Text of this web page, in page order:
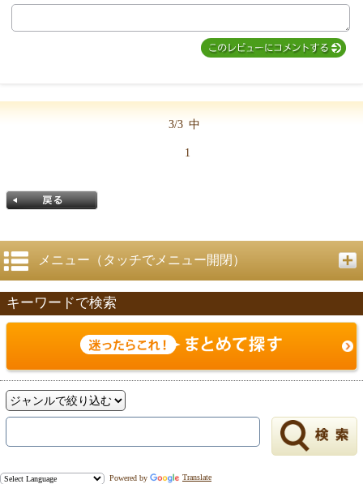
3/3 中
1
戻る
メニュー（タッチでメニュー開閉）
キーワードで検索
Powered by Translate